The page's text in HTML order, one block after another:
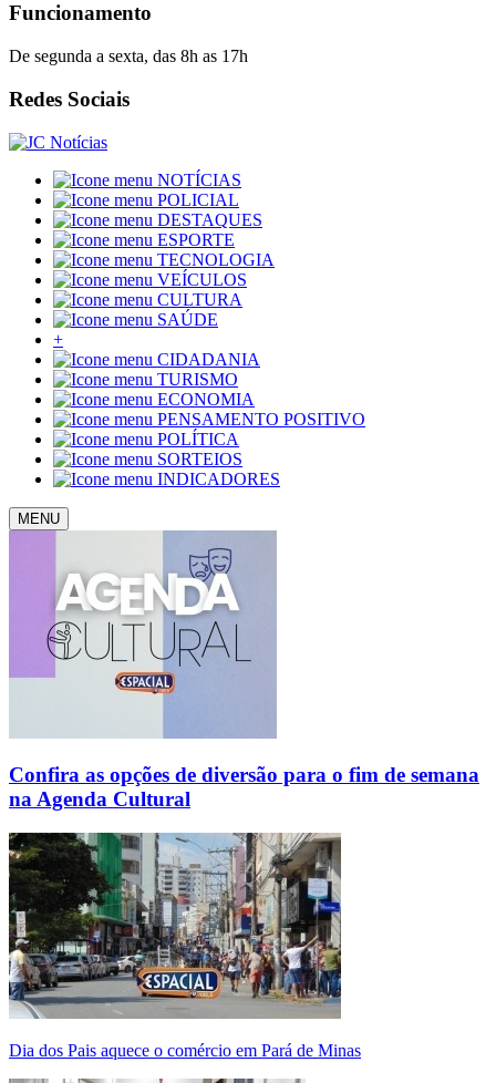
Funcionamento
De segunda a sexta, das 8h as 17h
Redes Sociais
NOTÍCIAS
POLICIAL
DESTAQUES
ESPORTE
TECNOLOGIA
VEÍCULOS
CULTURA
SAÚDE
+
CIDADANIA
TURISMO
ECONOMIA
PENSAMENTO POSITIVO
POLÍTICA
SORTEIOS
INDICADORES
MENU
Confira as opções de diversão para o fim de semana
na Agenda Cultural
Dia dos Pais aquece o comércio em Pará de Minas